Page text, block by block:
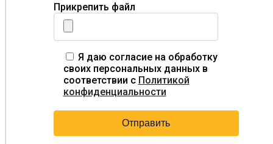
Прикрепить файл
Я даю согласие на обработку
своих персональных данных в
соответствии с Политикой
конфиденциальности